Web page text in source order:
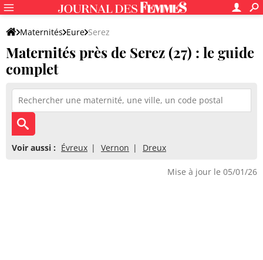
Maternités Eure Serez
Maternités près de Serez (27) : le guide
complet
Voir aussi : Évreux Vernon Dreux
Mise à jour le 05/01/26